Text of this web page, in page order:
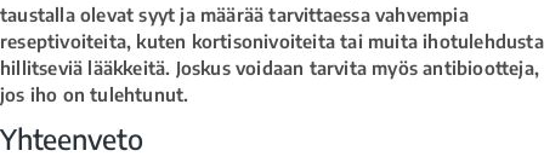
taustalla olevat syyt ja määrää tarvittaessa vahvempia
reseptivoiteita, kuten kortisonivoiteita tai muita ihotulehdusta
hillitseviä lääkkeitä. Joskus voidaan tarvita myös antibiootteja,
jos iho on tulehtunut.
Yhteenveto